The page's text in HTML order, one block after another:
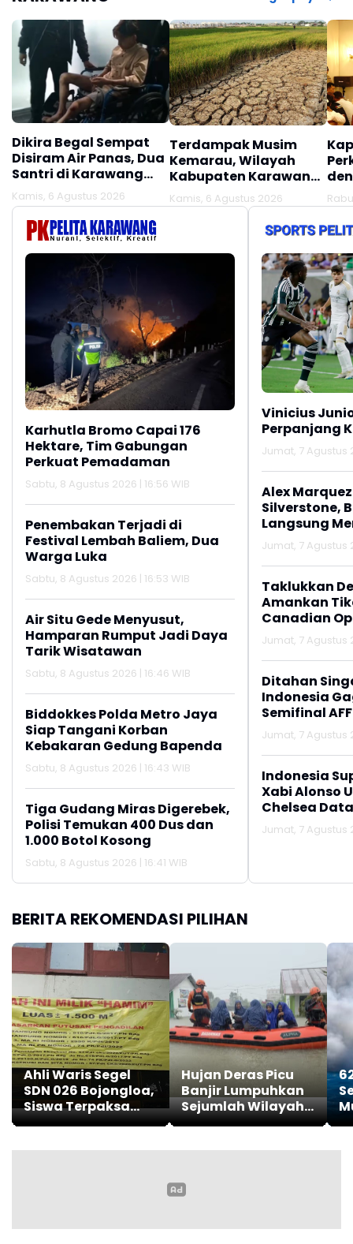
Dikira Begal Sempat
Disiram Air Panas, Dua
Santri di Karawang
Terluka Akibat Aksi
Oknum Linmas
Kamis, 6 Agustus 2026
Terdampak Musim
Kemarau, Wilayah
Kabupaten Karawang
Kekeringan Makin
Meluas
Kamis, 6 Agustus 2026
Karhutla Bromo Capai 176
Hektare, Tim Gabungan
Perkuat Pemadaman
Sabtu, 8 Agustus 2026 | 16:56 WIB
Penembakan Terjadi di
Festival Lembah Baliem, Dua
Warga Luka
Sabtu, 8 Agustus 2026 | 16:53 WIB
Air Situ Gede Menyusut,
Hamparan Rumput Jadi Daya
Tarik Wisatawan
Sabtu, 8 Agustus 2026 | 16:46 WIB
Biddokkes Polda Metro Jaya
Siap Tangani Korban
Kebakaran Gedung Bapenda
Sabtu, 8 Agustus 2026 | 16:43 WIB
Tiga Gudang Miras Digerebek,
Polisi Temukan 400 Dus dan
1.000 Botol Kosong
Sabtu, 8 Agustus 2026 | 16:41 WIB
Vinicius
Perpanjang
Jumat, 7 Agustus
Alex
Silverstone,
Langsung
Jumat, 7 Agustus
Taklukkan
Amankan
Canadian
Jumat, 7 Agustus
Ditahan
Indonesia
Semifinal
Jumat, 7 Agustus
Indonesia
Xabi Alonso
Chelsea
Jumat, 7 Agustus
BERITA REKOMENDASI PILIHAN
Ahli Waris Segel
SDN 026 Bojongloa,
Siswa Terpaksa
Belajar Jarak Jauh
Hujan Deras Picu
Banjir Lumpuhkan
Sejumlah Wilayah
di Kota Padang